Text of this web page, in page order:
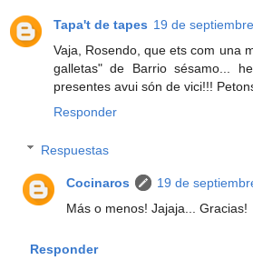
Tapa't de tapes 19 de
Vaja, Rosendo, que ets com una
galletas" de Barrio sésamo...
presentes avui són de vici!!!
Responder
Respuestas
Cocinaros
19 de
Más o menos! Jajaja... Gracias!
Responder